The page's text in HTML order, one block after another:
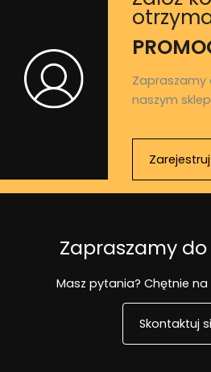
Zapraszamy
naszym
Zapraszamy
Masz pytania? Chętnie
Skontaktuj